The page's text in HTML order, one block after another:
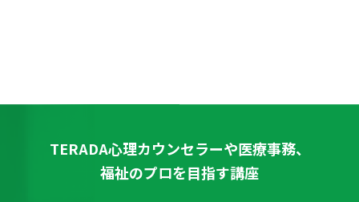
TERADA心理カウンセラーや医療事務、
福祉のプロを目指す講座